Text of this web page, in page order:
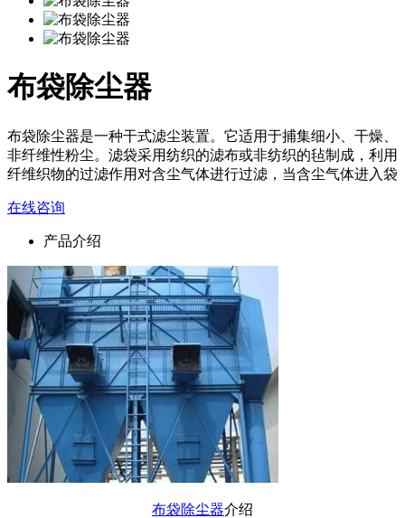
布袋除尘器
布袋除尘器是一种干式滤尘装置。它适用于捕集细小、干燥、
非纤维性粉尘。滤袋采用纺织的滤布或非纺织的毡制成，利用
纤维织物的过滤作用对含尘气体进行过滤，当含尘气体进入袋
在线咨询
产品介绍
布袋除尘器介绍